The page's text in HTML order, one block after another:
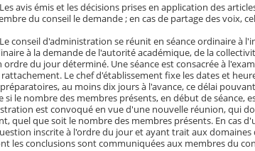
avis émis et les décisions prises en application des
du conseil le demande ; en cas de partage des voix,
conseil d'administration se réunit en séance ordinaire à
à la demande de l'autorité académique, de la
ordre du jour déterminé. Une séance est consacrée à
Le chef d'établissement fixe les dates et
au moins dix jours à l'avance, ce délai
si le nombre des membres présents, en début de séance,
est convoqué en vue d'une nouvelle réunion, qui
quel que soit le nombre des membres présents. En cas
inscrite à l'ordre du jour et ayant trait aux
les conclusions sont communiquées aux membres du